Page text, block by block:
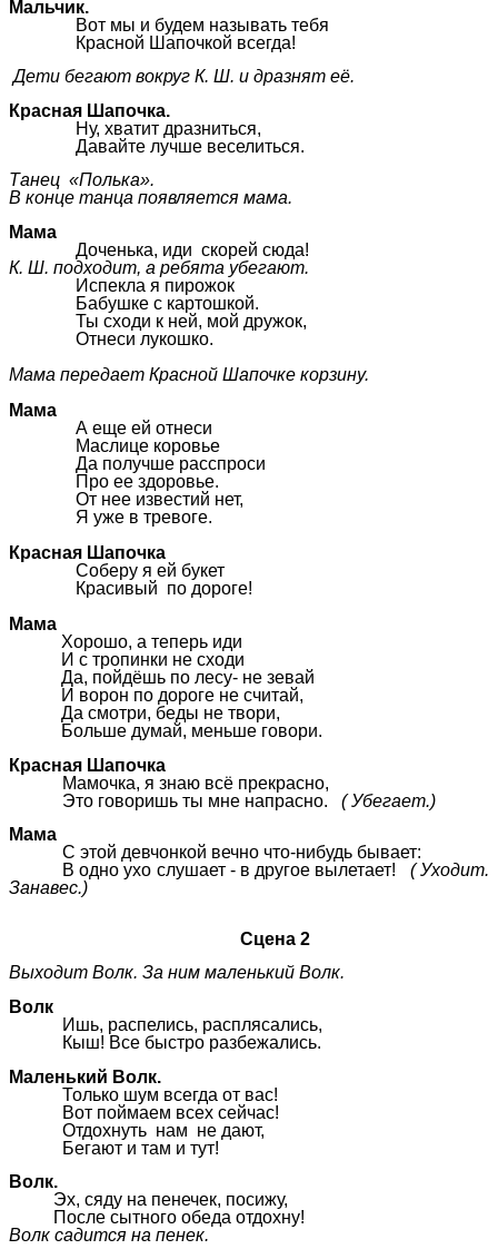
Мальчик.
Вот мы и будем называть тебя
Красной Шапочкой всегда!
Дети бегают вокруг К. Ш. и дразнят её.
Красная Шапочка.
Ну, хватит дразниться,
Давайте лучше веселиться.
Танец «Полька».
В конце танца появляется мама.
Мама
Доченька, иди скорей сюда!
К. Ш. подходит, а ребята убегают.
Испекла я пирожок
Бабушке с картошкой.
Ты сходи к ней, мой дружок,
Отнеси лукошко.
Мама передает Красной Шапочке корзину.
Мама
А еще ей отнеси
Маслице коровье
Да получше расспроси
Про ее здоровье.
От нее известий нет,
Я уже в тревоге.
Красная Шапочка
Соберу я ей букет
Красивый по дороге!
Мама
Хорошо, а теперь иди
И с тропинки не сходи
Да, пойдёшь по лесу- не зевай
И ворон по дороге не считай,
Да смотри, беды не твори,
Больше думай, меньше говори.
Красная Шапочка
Мамочка, я знаю всё прекрасно,
Это говоришь ты мне напрасно. ( Убегает.)
Мама
С этой девчонкой вечно что-нибудь бывает:
В одно ухо слушает - в другое вылетает! ( Уходит.
Занавес.)
Сцена 2
Выходит Волк. За ним маленький Волк.
Волк
Ишь, распелись, расплясались,
Кыш! Все быстро разбежались.
Маленький Волк.
Только шум всегда от вас!
Вот поймаем всех сейчас!
Отдохнуть нам не дают,
Бегают и там и тут!
Волк.
Эх, сяду на пенечек, посижу,
После сытного обеда отдохну!
Волк садится на пенек.